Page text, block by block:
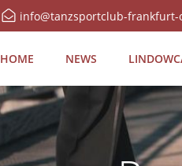
info@tanzsportclub-frankfurt-
HOME NEWS